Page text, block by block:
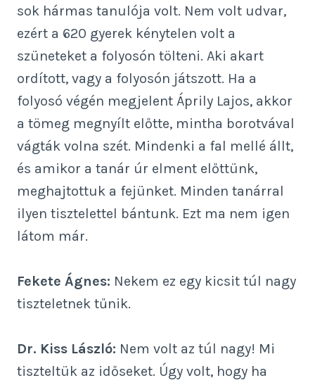
sok hármas tanulója volt. Nem volt udvar,
ezért a 620 gyerek kénytelen volt a
szüneteket a folyosón tölteni. Aki akart
ordított, vagy a folyosón játszott. Ha a
folyosó végén megjelent Áprily Lajos, akkor
a tömeg megnyílt előtte, mintha borotvával
vágták volna szét. Mindenki a fal mellé állt,
és amikor a tanár úr elment előttünk,
meghajtottuk a fejünket. Minden tanárral
ilyen tisztelettel bántunk. Ezt ma nem igen
látom már.
Fekete Ágnes: Nekem ez egy kicsit túl nagy
tiszteletnek tűnik.
Dr. Kiss László: Nem volt az túl nagy! Mi
tiszteltük az időseket. Úgy volt, hogy ha